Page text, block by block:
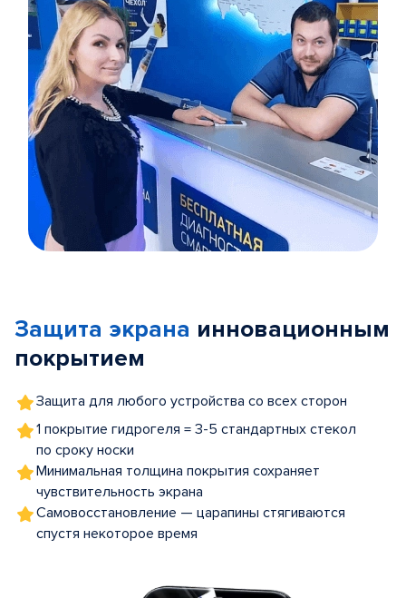
5
Защита экрана инновационным
покрытием
Защита для любого устройства со всех сторон
1 покрытие гидрогеля = 3-5 стандартных стекол
по сроку носки
Минимальная толщина покрытия сохраняет
чувствительность экрана
Самовосстановление — царапины стягиваются
спустя некоторое время